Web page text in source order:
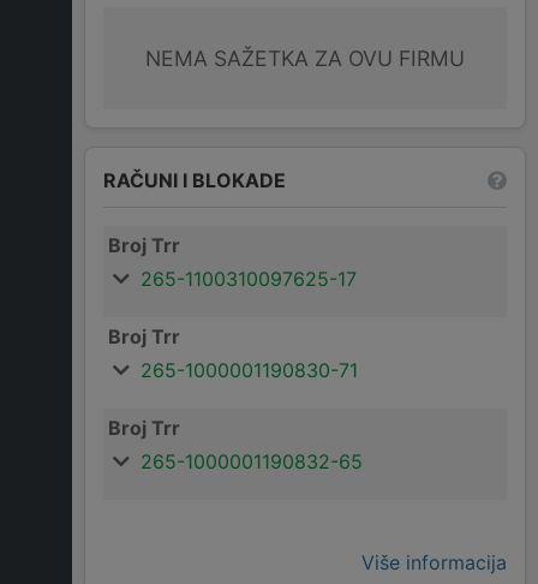
NEMA SAŽETKA ZA OVU FIRMU
RAČUNI I BLOKADE
Broj Trr
265-1100310097625-17
Broj Trr
265-1000001190830-71
Broj Trr
265-1000001190832-65
Više informacija